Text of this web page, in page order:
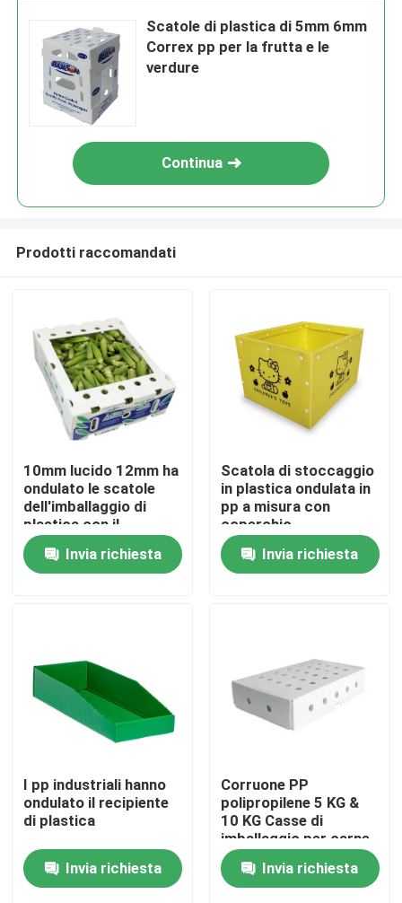
Casa.
Prodotti
Video
Visita alla fabbrica
Controllo della qualità
Chiedi un preventivo
Scatole ondulate di verdure
Scatole di plastica di 5mm 6mm
Correx pp per la frutta e le
verdure
Continua
Prodotti raccomandati
10mm lucido 12mm ha
ondulato le scatole
dell'imballaggio di
plastica con il
coperchio
Invia richiesta
Scatola di stoccaggio
in plastica ondulata in
pp a misura con
coperchio
Invia richiesta
I pp industriali hanno
ondulato il recipiente
di plastica
Invia richiesta
Corruone PP
polipropilene 5 KG &
10 KG Casse di
imballaggio per carne
o pesce surgelati
impermeabili
personalizzate
Invia richiesta